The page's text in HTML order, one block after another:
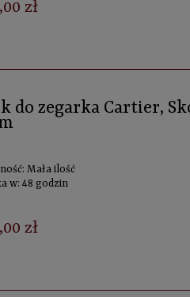
zł
do zegarka Cartier,
Mała ilość
w: 48 godzin
zł